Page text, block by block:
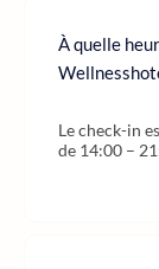
À quelle
Le check-in
de 14:00 –